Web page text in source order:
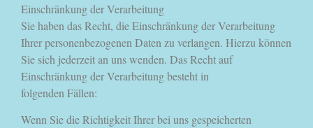
Einschränkung der Verarbeitung
Sie haben das Recht, die Einschränkung der Verarbeitung
Ihrer personenbezogenen Daten zu verlangen. Hierzu können
Sie sich jederzeit an uns wenden. Das Recht auf
Einschränkung der Verarbeitung besteht in
folgenden Fällen:
Wenn Sie die Richtigkeit Ihrer bei uns gespeicherten